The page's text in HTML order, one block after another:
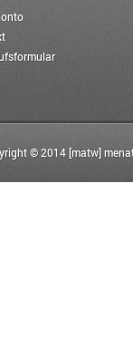
© 2014 [matw]